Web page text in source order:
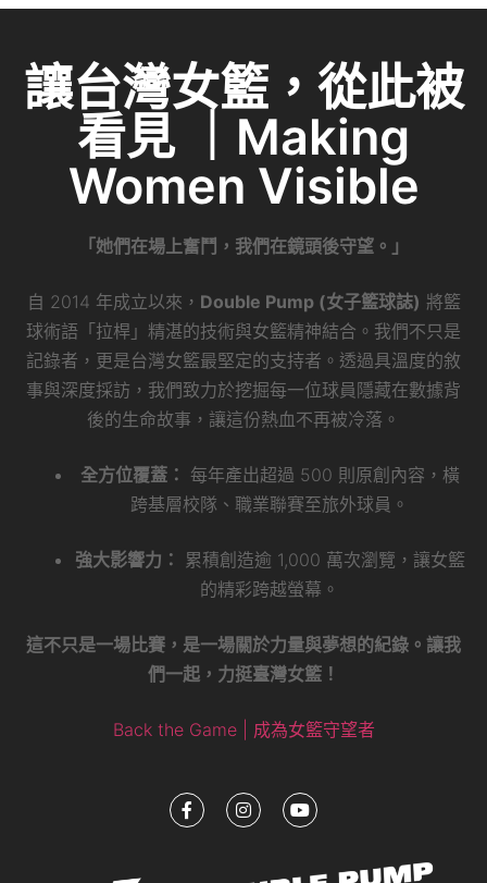
讓台灣女籃，從此被
看見 ｜Making
Women Visible
「她們在場上奮鬥，我們在鏡頭後守望。」
自 2014 年成立以來， Double Pump (女子籃球誌) 將籃
球術語「拉桿」精湛的技術與女籃精神結合。我們不只是
記錄者，更是台灣女籃最堅定的支持者。透過具溫度的敘
事與深度採訪，我們致力於挖掘每一位球員隱藏在數據背
後的生命故事，讓這份熱血不再被冷落。
全方位覆蓋： 每年產出超過 500 則原創內容，橫
跨基層校隊、職業聯賽至旅外球員。
強大影響力：
累積創造逾 1,000 萬次瀏覽，讓女籃
的精彩跨越螢幕。
這不只是一場比賽，是一場關於力量與夢想的紀錄。讓我
們一起，力挺臺灣女籃！
Back the Game | 成為女籃守望者